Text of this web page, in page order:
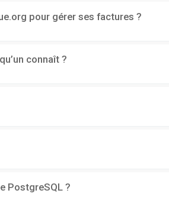
pour gérer ses factures ?
connaît ?
PostgreSQL ?